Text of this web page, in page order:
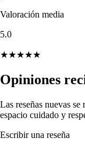
Valoración media
5.0
★★★★★
Opiniones
Las reseñas nuevas se
espacio cuidado y
Escribir una reseña